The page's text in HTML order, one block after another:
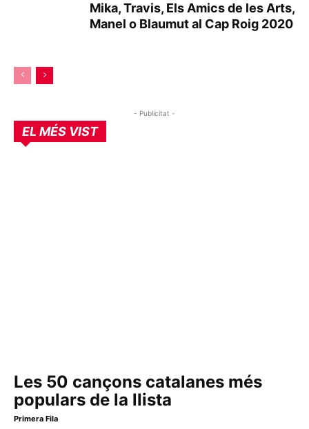
Mika, Travis, Els Amics de les Arts,
Manel o Blaumut al Cap Roig 2020
- Publicitat -
EL MÉS VIST
Les 50 cançons catalanes més
populars de la llista
Primera Fila